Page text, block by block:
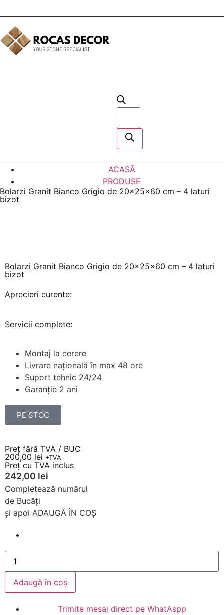
ACASĂ
PRODUSE
Bolarzi Granit Bianco Grigio de 20x25x60 cm – 4 laturi
bizot
Bolarzi Granit Bianco Grigio de 20x25x60 cm – 4 laturi
bizot
Aprecieri curente:
Servicii complete:
Montaj la cerere
Livrare națională în max 48 ore
Suport tehnic 24/24
Garanție 2 ani
PE STOC
Preț fără TVA / BUC
200,00 lei +TVA
Preț cu TVA inclus
242,00 lei
Completează numărul
de Bucăți
și apoi ADAUGĂ ÎN COȘ
Adaugă în coș
Trimite mesaj direct pe WhatAspp